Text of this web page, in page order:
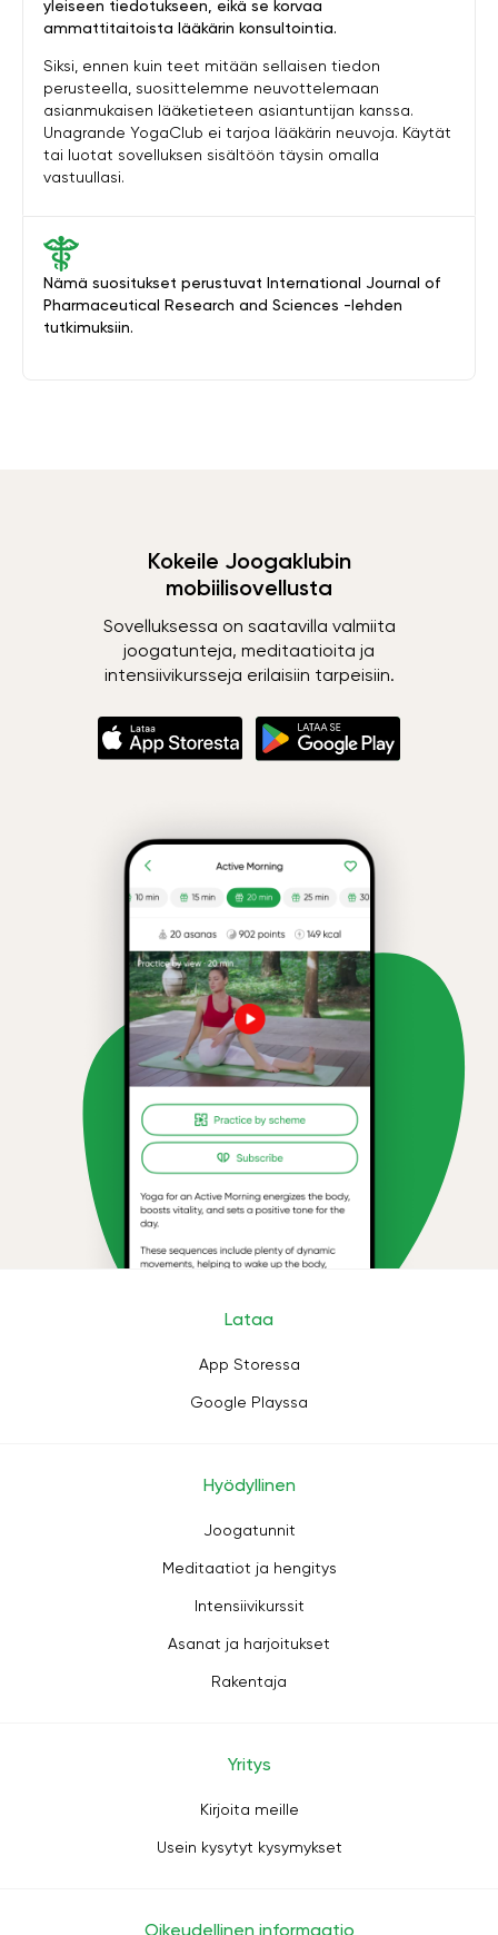
Nämä suositukset perustuvat International Journal of
Pharmaceutical Research and Sciences -lehden
tutkimuksiin.
yleiseen tiedotukseen, eikä se korvaa
ammattitaitoista lääkärin konsultointia.
Siksi, ennen kuin teet mitään sellaisen tiedon
perusteella, suosittelemme neuvottelemaan
asianmukaisen lääketieteen asiantuntijan kanssa.
Unagrande YogaClub ei tarjoa lääkärin neuvoja. Käytät
tai luotat sovelluksen sisältöön täysin omalla
vastuullasi.
Kokeile Joogaklubin
mobiilisovellusta
Sovelluksessa on saatavilla valmiita
joogatunteja, meditaatioita ja
intensiivikursseja erilaisiin tarpeisiin.
Lataa
App Storessa
Google Playssa
Hyödyllinen
Joogatunnit
Meditaatiot ja hengitys
Intensiivikurssit
Asanat ja harjoitukset
Rakentaja
Yritys
Kirjoita meille
Usein kysytyt kysymykset
Oikeudellinen informaatio